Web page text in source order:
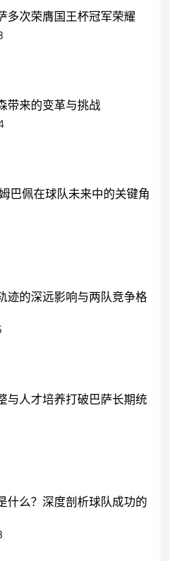
多次荣膺国王杯冠军荣耀
带来的变革与挑战
巴佩在球队未来中的关键角
迹的深远影响与两队竞争格
与人才培养打破巴萨长期统
什么？深度剖析球队成功的